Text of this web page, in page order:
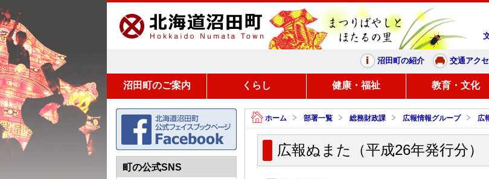
まつりばやしと、ほたるの里
沼田町の紹介 交通アク
沼田町のご案内 くらし 健康・福祉 教育・文化
ホーム 部署一覧 総務財政課 広報情報グループ 広
広報ぬまた（平成26年発行分）
町の公式SNS